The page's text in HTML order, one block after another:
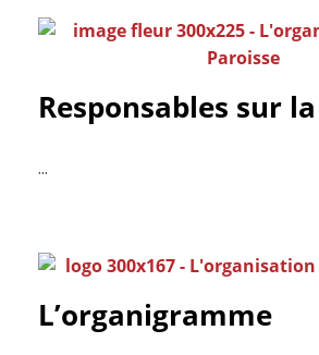
Responsables sur
...
L’organigramme